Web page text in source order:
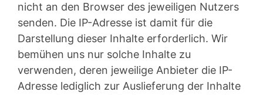
nicht an den Browser des jeweiligen Nutzers
senden. Die IP-Adresse ist damit für die
Darstellung dieser Inhalte erforderlich. Wir
bemühen uns nur solche Inhalte zu
verwenden, deren jeweilige Anbieter die IP-
Adresse lediglich zur Auslieferung der Inhalte